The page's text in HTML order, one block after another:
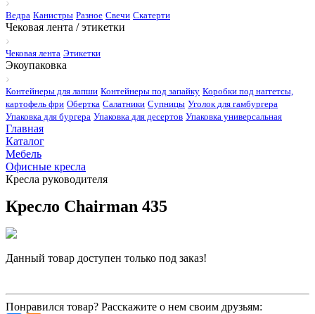
Ведра Канистры Разное Свечи Скатерти
Чековая лента / этикетки
Чековая лента Этикетки
Экоупаковка
Контейнеры для лапши Контейнеры под запайку Коробки под наггетсы,
картофель фри Обертка Салатники Супницы Уголок для гамбургера
Упаковка для бургера Упаковка для десертов Упаковка универсальная
Главная
Каталог
Мебель
Офисные кресла
Кресла руководителя
Кресло Chairman 435
Данный товар доступен только под заказ!
Понравился товар? Расскажите о нем своим друзьям: